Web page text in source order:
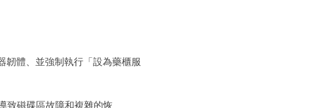
韌體、並強制執行「設為藥櫃服
致磁碟區故障和複雜的恢